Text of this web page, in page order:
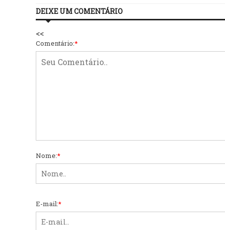
DEIXE UM COMENTÁRIO
<<
Comentário:*
Nome:*
E-mail:*